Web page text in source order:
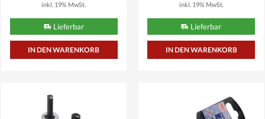
inkl. 19% MwSt.
Lieferbar
inkl. 19% MwSt.
Lieferbar